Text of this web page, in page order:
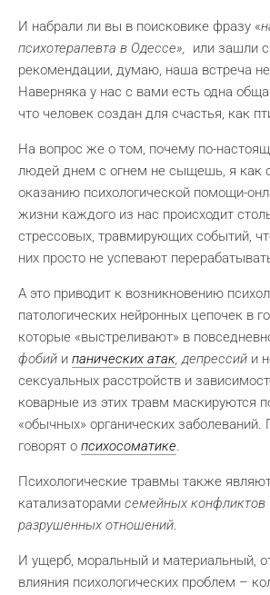
И набрали ли вы в поисковике фразу «
психотерапевта в Одессе», или зашли
рекомендации, думаю, наша встреча
Наверняка у нас с вами есть одна
что человек создан для счастья, как
На вопрос же о том, почему по-
людей днем с огнем не сыщешь, я как
оказанию психологической помощи-
жизни каждого из нас происходит
стрессовых, травмирующих событий,
них просто не успевают
А это приводит к возникновению
патологических нейронных цепочек в
которые «выстреливают» в
фобий и панических атак, депрессий и
сексуальных расстройств и
коварные из этих травм маскируются
«обычных» органических заболеваний.
говорят о психосоматике.
Психологические травмы также
катализаторами семейных конфликтов
разрушенных отношений.
И ущерб, моральный и материальный,
влияния психологических проблем –